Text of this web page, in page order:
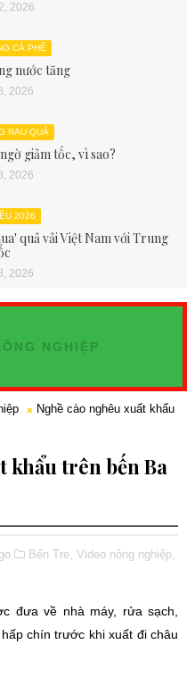
2026
CÀ PHÊ
nước tăng
2026
RAU QUẢ
giảm tốc, vì sao?
2026
2026
quả vải Việt Nam với Trung
2026
NGHIỆP
Nghề cào nghêu xuất khẩu
khẩu trên bến Ba
Bến Tre, Video nông nghiệp,
đưa về nhà máy, rửa sạch,
chín trước khi xuất đi châu